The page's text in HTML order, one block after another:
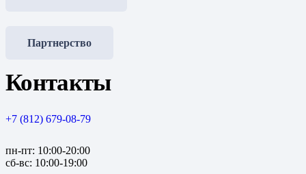
Партнерство
Контакты
+7 (812) 679-08-79
пн-пт: 10:00-20:00
сб-вс: 10:00-19:00